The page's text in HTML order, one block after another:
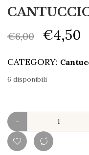
€6,00 €4,50
CATEGORY:
6 disponibili
-